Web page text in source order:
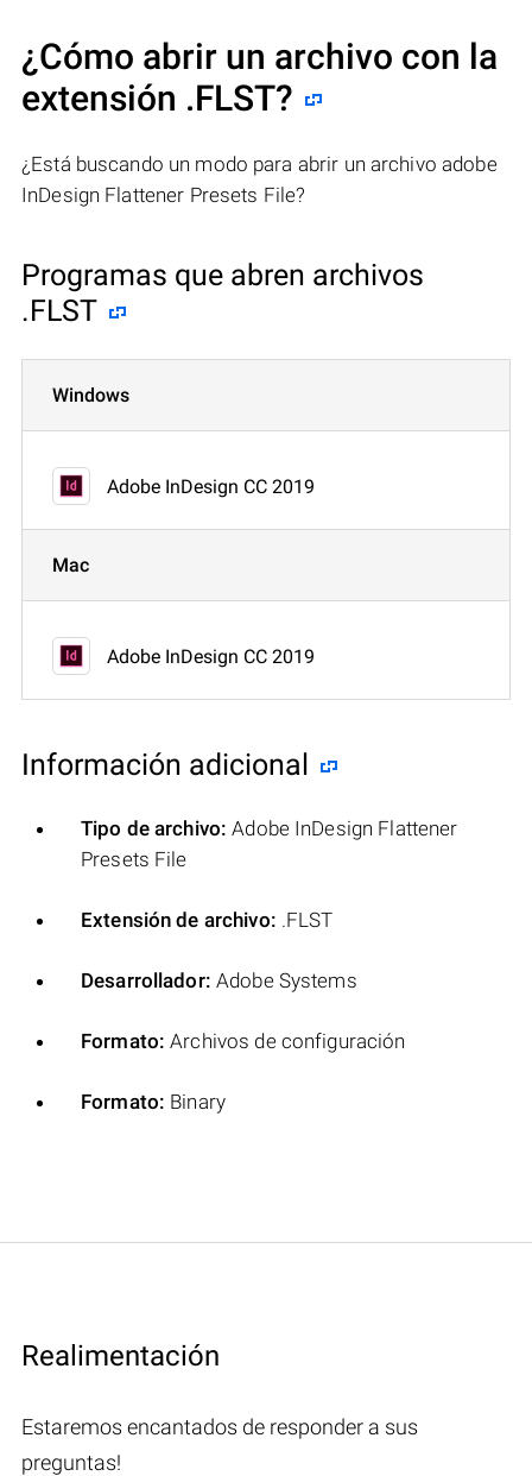
¿Cómo abrir un archivo con la
extensión .FLST?
¿Está buscando un modo para abrir un archivo adobe
InDesign Flattener Presets File?
Programas que abren archivos
.FLST
Windows
Adobe InDesign CC 2019
Mac
Adobe InDesign CC 2019
Información adicional
Tipo de archivo: Adobe InDesign Flattener
Presets File
Extensión de archivo: .FLST
Desarrollador: Adobe Systems
Formato: Archivos de configuración
Formato: Binary
Realimentación
Estaremos encantados de responder a sus
preguntas!